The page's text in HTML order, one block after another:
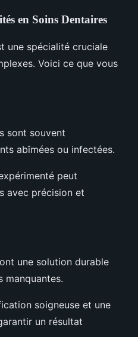
en Soins Dentaires
une spécialité cruciale
Voici ce que vous
sont souvent
abîmées ou infectées.
peut
avec précision et
une solution durable
manquantes.
soigneuse et une
un résultat